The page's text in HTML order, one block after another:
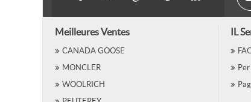
Meilleures Ventes
CANADA GOOSE
MONCLER
WOOLRICH
IL